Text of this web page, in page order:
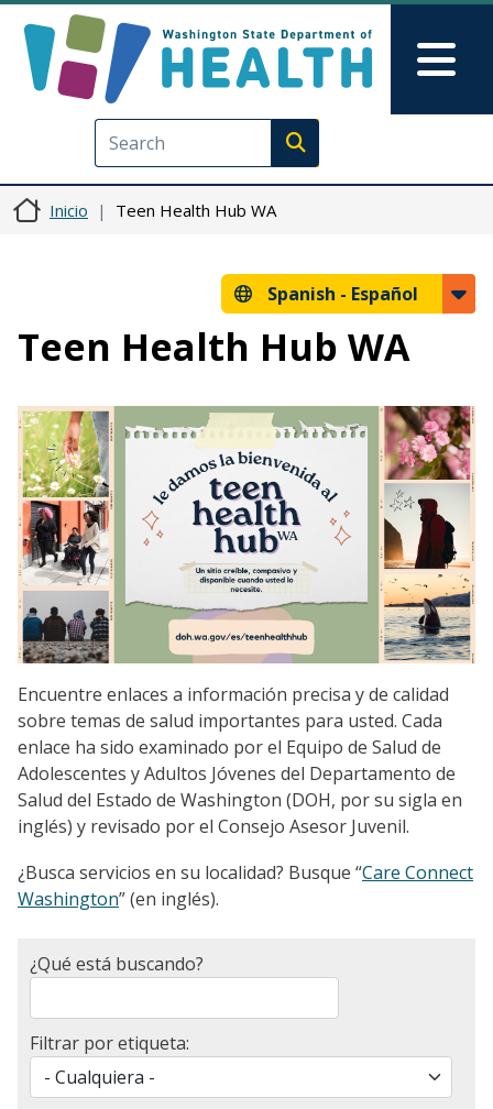
Execute search
Inicio Teen Health Hub WA
Spanish - Español
Teen Health Hub WA
Imagen
Encuentre enlaces a información precisa y de calidad
sobre temas de salud importantes para usted. Cada
enlace ha sido examinado por el Equipo de Salud de
Adolescentes y Adultos Jóvenes del Departamento de
Salud del Estado de Washington (DOH, por su sigla en
inglés) y revisado por el Consejo Asesor Juvenil.
¿Busca servicios en su localidad? Busque “Care Connect
Washington” (en inglés).
¿Qué está buscando?
Filtrar por etiqueta: